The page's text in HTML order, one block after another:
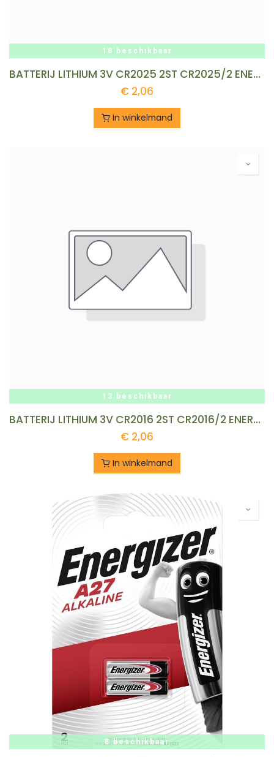
18 beschikbaar
BATTERIJ LITHIUM 3V CR2025 2ST CR2025/2 ENERGIZER
€ 2,06
In winkelmand
13 beschikbaar
BATTERIJ LITHIUM 3V CR2016 2ST CR2016/2 ENERGIZER
€ 2,06
In winkelmand
8 beschikbaar